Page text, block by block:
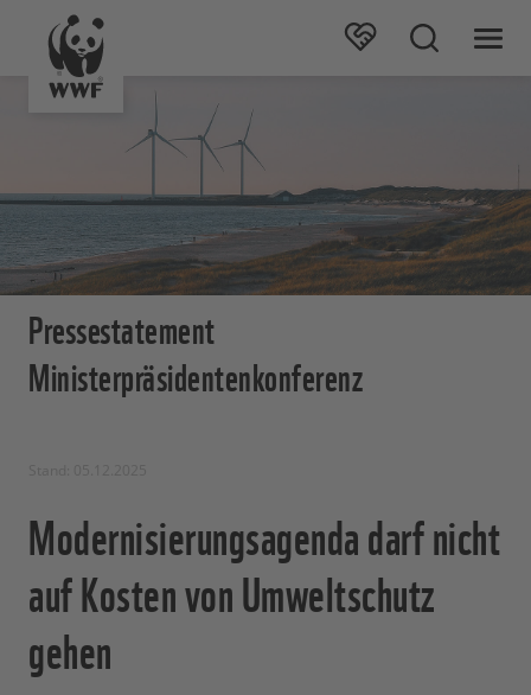
Pressestatement
Ministerpräsidentenkonferenz
Modernisierungsagenda darf nicht
auf Kosten von Umweltschutz
gehen